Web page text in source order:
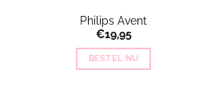
Philips Avent
€19,95
BESTEL NU